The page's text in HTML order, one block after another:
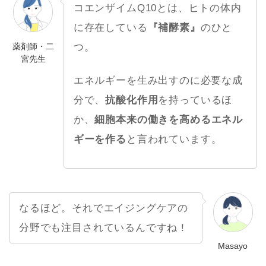
薬剤師・二
宮先生
コエンザイムQ10とは、ヒトの体内
に存在している
『補酵素』 のひと
つ。
エネルギーを生み出すのに必要な成
分で、抗酸化作用 を持っているほ
か、細胞本来の働きを高めるエネル
ギーを作る と言われています。
Masayo
なるほど。それでエイジングケアの
分野でも注目されているんですね！